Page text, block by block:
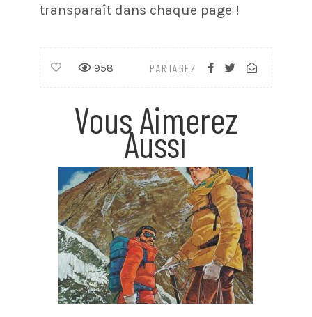
transparaît dans chaque page !
PARTAGEZ
958
Vous Aimerez
Aussi